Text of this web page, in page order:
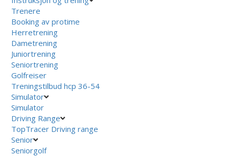
Trenere
Booking av protime
Herretrening
Dametrening
Juniortrening
Seniortrening
Golfreiser
Treningstilbud hcp 36-54
Simulator
Simulator
Driving Range
TopTracer Driving range
Senior
Seniorgolf